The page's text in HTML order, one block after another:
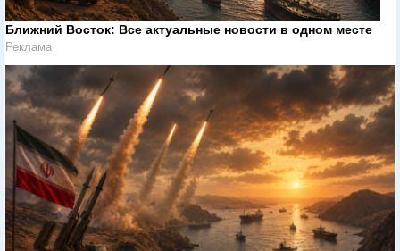
Ближний Восток: Все актуальные новости в одном месте
Реклама